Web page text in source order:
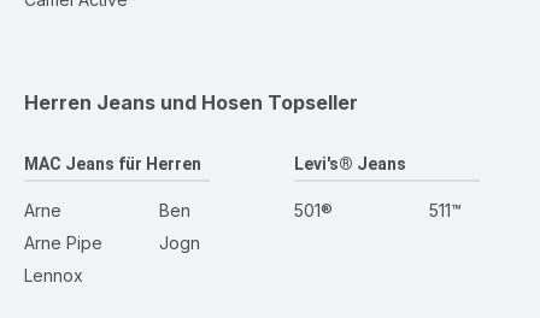
Herren Jeans und Hosen Topseller
MAC Jeans für Herren
Arne
Arne Pipe
Lennox
Ben
Jogn
Levi's® Jeans
501® 511™